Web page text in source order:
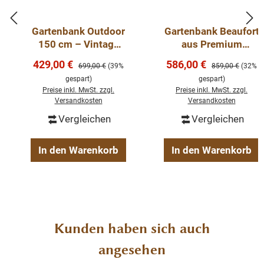
zusammen - Schreiben Sie uns
untermail@wohnpalast.de.
recycelt
ohne Rückenlehne
mit Wasserablauf Rillen
Gartenbank Outdoor
150 cm – Vintage
recyceltem Teakholz
ergraut
Verkaufspreis:
429,00 € Regulärer Preis:
699,00 € (39%
gespart)
Preise inkl. MwSt. zzgl.
Versandkosten
Vergleichen
In den Warenkorb
Gartenbank Beaufort
aus Premium
Outdoor Bank
Verkaufspreis:
586,00 € Regulärer Preis:
859,00 € (32%
gespart)
Preise inkl. MwSt. zzgl.
Versandkosten
Vergleichen
In den Warenkorb
Produktgalerie überspringen
Kunden haben sich auch
angesehen